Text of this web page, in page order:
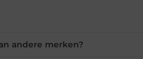
andere merken?